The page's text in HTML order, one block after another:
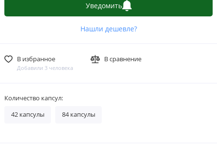
Уведомить
Нашли дешевле?
В избранное
Добавили 3 человека
В сравнение
Количество капсул:
42 капсулы 84 капсулы